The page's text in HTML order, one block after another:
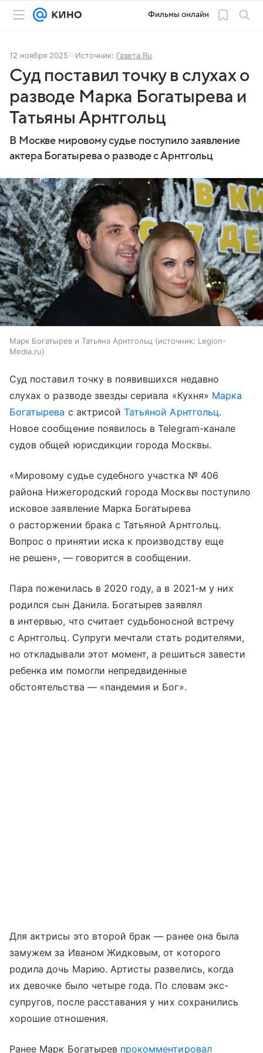
Фильмы онлайн
12 ноября 2025 Источник: Газета.Ru
Суд поставил точку в слухах о
разводе Марка Богатырева и
Татьяны Арнтгольц
В Москве мировому судье поступило заявление
актера Богатырева о разводе с Арнтгольц
Марк Богатырев и Татьяна Арнтгольц источник: Legion-
Media.ru
Суд поставил точку в появившихся недавно
слухах о разводе звезды сериала «Кухня» Марка
Богатырева с актрисойТатьяной Арнтгольц.
Новое сообщение появилось в Telegram-канале
судов общей юрисдикции города Москвы.
«Мировому судье судебного участка № 406
района Нижегородский города Москвы поступило
исковое заявление Марка Богатырева
о расторжении брака с Татьяной Арнтгольц.
Вопрос о принятии иска к производству еще
не решен», — говорится в сообщении.
Пара поженилась в 2020 году, а в 2021-м у них
родился сын Данила. Богатырев заявлял
в интервью, что считает судьбоносной встречу
с Арнтгольц. Супруги мечтали стать родителями,
но откладывали этот момент, а решиться завести
ребенка им помогли непредвиденные
обстоятельства — «пандемия и Бог».
Для актрисы это второй брак — ранее она была
замужем за Иваном Жидковым, от которого
родила дочь Марию. Артисты развелись, когда
их девочке было четыре года. По словам экс-
супругов, после расставания у них сохранились
хорошие отношения.
Ранее Марк Богатырев прокомментировал